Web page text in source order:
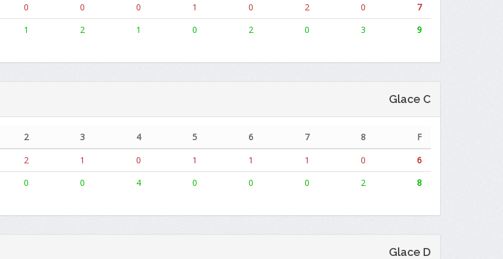
0 0 0 1 0 2 0
7
1 2 1 0 2 0 3 9
Glace C
2 3 4 5 6 7 8
F
2 1 0 1 1 1 0
6
0 0 4 0 0 0 2 8
Glace D